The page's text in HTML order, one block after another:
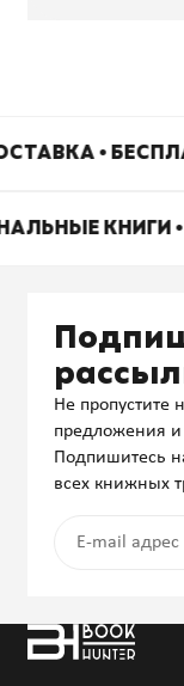
•
КНИГИ
Не пропустите
предложения
Подпишитесь
всех книжных